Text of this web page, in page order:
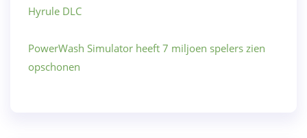
Hyrule DLC
PowerWash Simulator heeft 7 miljoen spelers zien
opschonen